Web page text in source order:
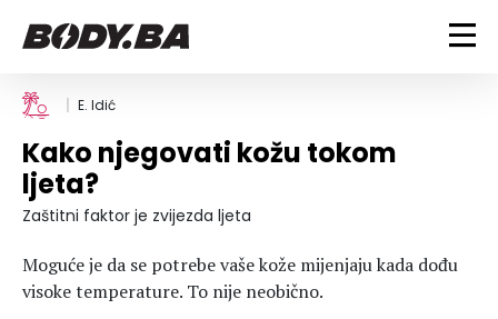
FITNESS
Vježbanje
Mršanje
Discipline
BODYBUILDING
Trening i vježbe
Savjeti
Ostalo
ISHRANA
Dijete
Nutricionizam
ZDRAVLJE
E. Idić
Kako njegovati kožu tokom
ljeta?
Zaštitni faktor je zvijezda ljeta
Moguće je da se potrebe vaše kože mijenjaju kada dođu
visoke temperature. To nije neobično.